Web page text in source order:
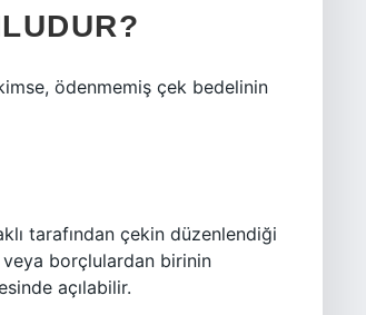
ödenmemiş çek bedelinin
tarafından çekin düzenlendiği
borçlulardan birinin
açılabilir.